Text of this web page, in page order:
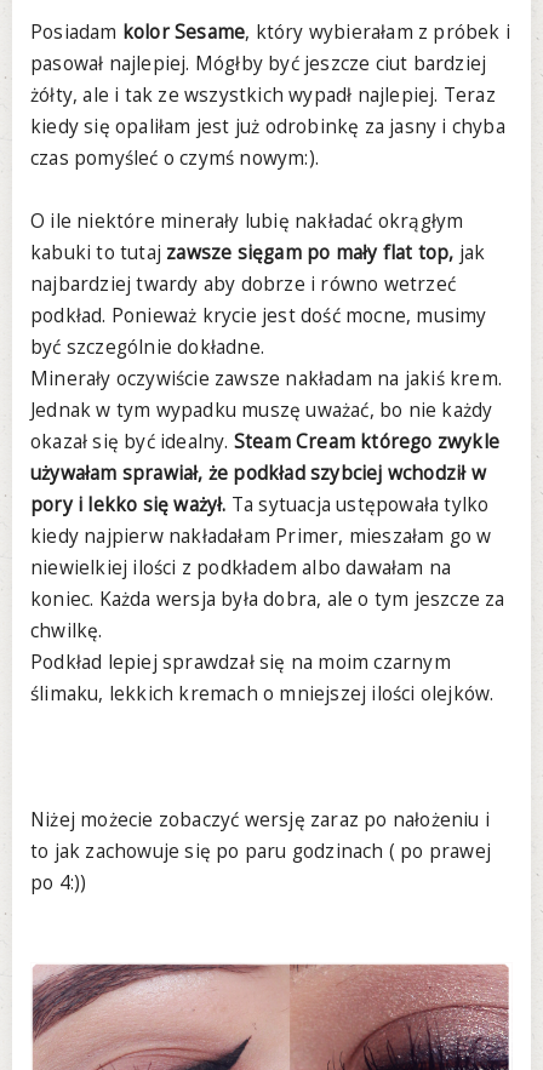
Posiadam kolor Sesame, który wybierałam z próbek i
pasował najlepiej. Mógłby być jeszcze ciut bardziej
żółty, ale i tak ze wszystkich wypadł najlepiej. Teraz
kiedy się opaliłam jest już odrobinkę za jasny i chyba
czas pomyśleć o czymś nowym:).
O ile niektóre minerały lubię nakładać okrągłym
kabuki to tutaj zawsze sięgam po mały flat top, jak
najbardziej twardy aby dobrze i równo wetrzeć
podkład. Ponieważ krycie jest dość mocne, musimy
być szczególnie dokładne.
Minerały oczywiście zawsze nakładam na jakiś krem.
Jednak w tym wypadku muszę uważać, bo nie każdy
okazał się być idealny. Steam Cream którego zwykle
używałam sprawiał, że podkład szybciej wchodził w
pory i lekko się ważył. Ta sytuacja ustępowała tylko
kiedy najpierw nakładałam Primer, mieszałam go w
niewielkiej ilości z podkładem albo dawałam na
koniec. Każda wersja była dobra, ale o tym jeszcze za
chwilkę.
Podkład lepiej sprawdzał się na moim czarnym
ślimaku, lekkich kremach o mniejszej ilości olejków.
Niżej możecie zobaczyć wersję zaraz po nałożeniu i
to jak zachowuje się po paru godzinach ( po prawej
po 4:))